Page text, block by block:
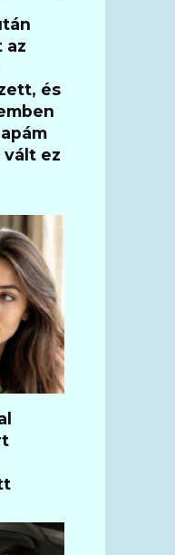
az
és
vált ez